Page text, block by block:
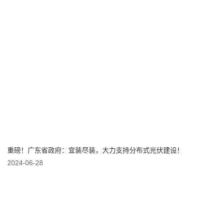
重磅！广东省政府：宜装尽装，大力支持分布式光伏建设！
2024-06-28